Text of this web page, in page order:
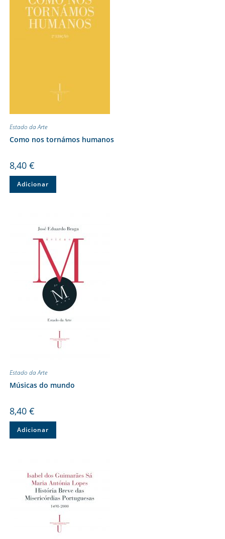
Estado da Arte
Como nos tornámos humanos
8,40 €
Adicionar
Estado da Arte
Músicas do mundo
8,40 €
Adicionar